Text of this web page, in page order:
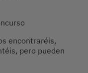
encontraréis,
pero pueden